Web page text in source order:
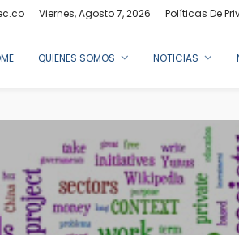
Viernes, Agosto 7, 2026 Políticas De
QUIENES SOMOS NOTICIAS